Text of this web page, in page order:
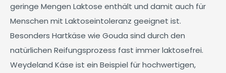
geringe Mengen Laktose enthält und damit auch für
Menschen mit Laktoseintoleranz geeignet ist.
Besonders Hartkäse wie Gouda sind durch den
natürlichen Reifungsprozess fast immer laktosefrei.
Weydeland Käse ist ein Beispiel für hochwertigen,